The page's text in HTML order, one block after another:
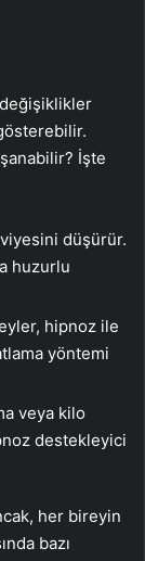
İşte
düşürür.
huzurlu
hipnoz ile
yöntemi
veya kilo
destekleyici
her bireyin
bazı